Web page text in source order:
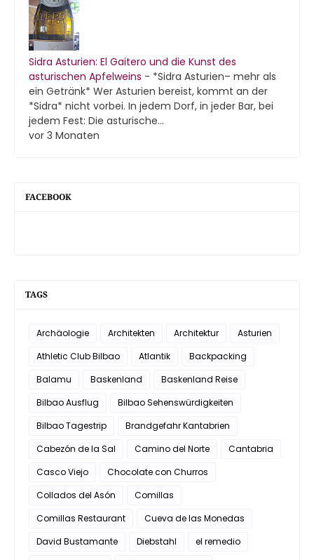
Sidra Asturien: El Gaitero und die Kunst des
asturischen Apfelweins - *Sidra Asturien– mehr als
ein Getränk* Wer Asturien bereist, kommt an der
*Sidra* nicht vorbei. In jedem Dorf, in jeder Bar, bei
jedem Fest: Die asturische...
vor 3 Monaten
FACEBOOK
TAGS
Archäologie Architekten Architektur
Asturien
Athletic Club Bilbao
Atlantik
Backpacking
Balamu
Baskenland
Baskenland Reise
Bilbao Ausflug
Bilbao Sehenswürdigkeiten
Bilbao Tagestrip
Brandgefahr Kantabrien
Cabezón de la Sal
Camino del Norte
Cantabria
Casco Viejo
Chocolate con Churros
Collados del Asón
Comillas
Comillas Restaurant
Cueva de las Monedas
David Bustamante
Diebstahl
el remedio